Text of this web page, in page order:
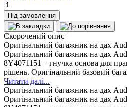
Під замовлення
Скорочений опис
Оригінальний багажник на дах
Оригінальний багажник на дах
8Y4071151 – гнучка основа для
рішень. Оригінальний базовий
Читати далі...
Оригінальний багажник на дах
Оригінальний багажник на дах